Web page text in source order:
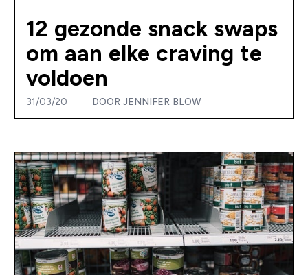
12 gezonde snack swaps
om aan elke craving te
voldoen
31/03/20 DOOR JENNIFER BLOW